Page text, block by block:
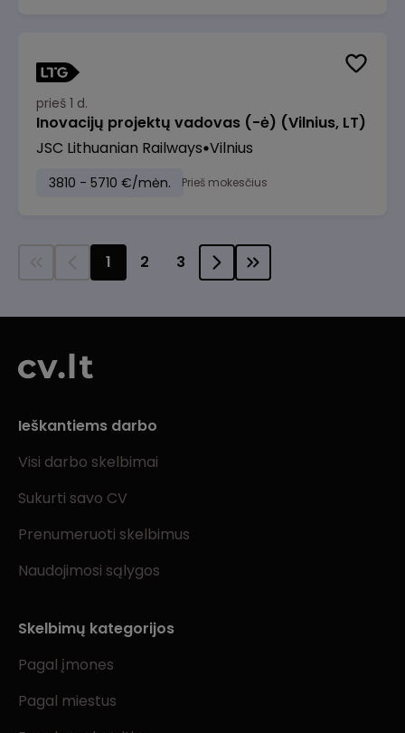
prieš 1 d.
Inovacijų projektų vadovas (-ė) (Vilnius, LT)
JSC Lithuanian Railways Vilnius
3810 - 5710 €/mėn. Prieš mokesčius
1 2 3
Ieškantiems darbo
Visi darbo skelbimai
Sukurti savo CV
Prenumeruoti skelbimus
Naudojimosi sąlygos
Skelbimų kategorijos
Pagal įmones
Pagal miestus